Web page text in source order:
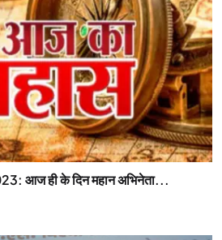
आज ही के दिन महान अभिनेता...